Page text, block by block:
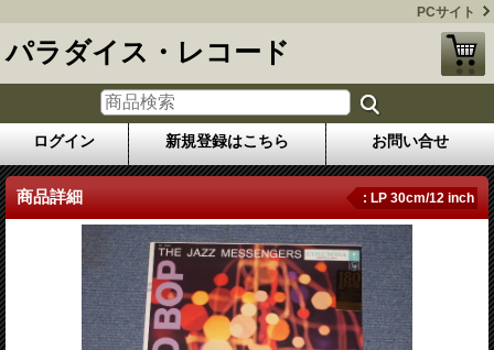
PCサイト
パラダイス・レコード
ログイン 新規登録はこちら お問い合せ
商品詳細 : LP 30cm/12 inch